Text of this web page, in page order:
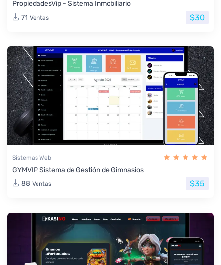
PropiedadesVip - Sistema Inmobiliario
71 Ventas $30
Sistemas Web
GYMVIP Sistema de Gestión de Gimnasios
88 Ventas $35